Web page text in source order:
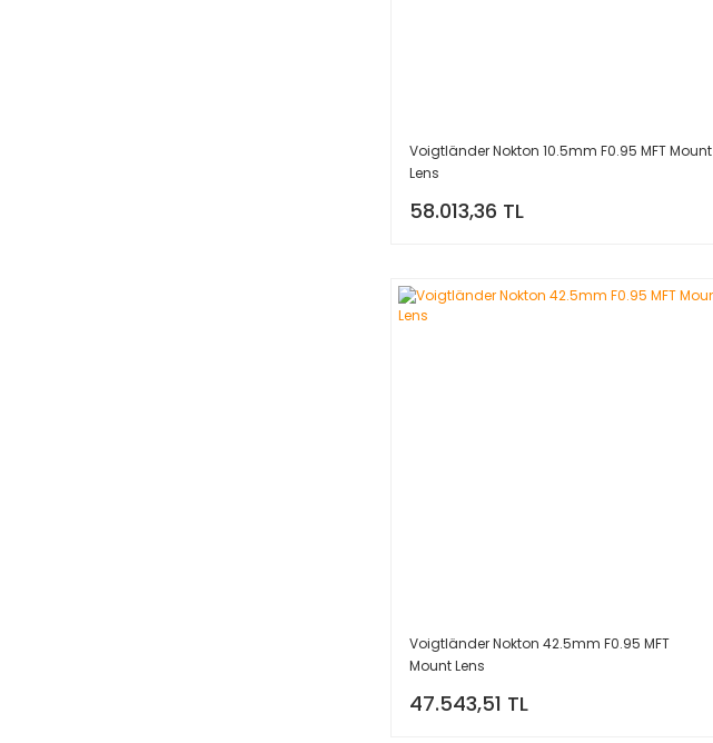
Voigtländer Nokton 10.5mm F0.95 MFT Mount
Lens
58.013,36 TL
Voigtländer Nokton 42.5mm F0.95 MFT
Mount Lens
47.543,51 TL